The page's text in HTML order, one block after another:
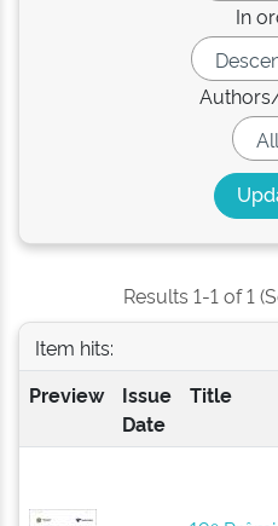
In
Results 1-1 of 1
Item hits:
Preview
Issue
Date
Title